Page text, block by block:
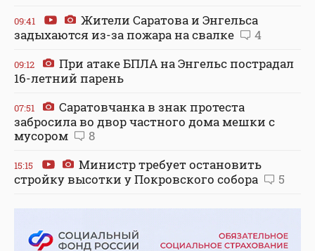
09:41
Жители Саратова и Энгельса
задыхаются из-за пожара на свалке
4
09:12
При атаке БПЛА на Энгельс пострадал
16-летний парень
07:51
Саратовчанка в знак протеста
забросила во двор частного дома мешки с
мусором
8
15:15
Министр требует остановить
стройку высотки у Покровского собора
5